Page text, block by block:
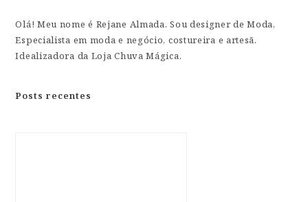
Olá! Meu nome é Rejane Almada. Sou designer de Moda,
Especialista em moda e negócio, costureira e artesã.
Idealizadora da Loja Chuva Mágica.
Posts recentes